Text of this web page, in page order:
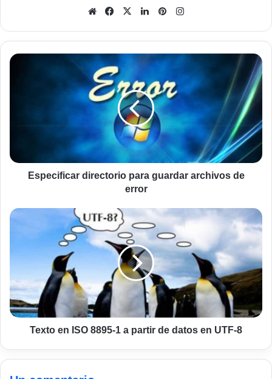
Sitio
Facebook
X LinkedInPinterest
Especificar
Especificar directorio para guardar archivos de
error
Texto
8895-
a
partir
de
datos
Texto en ISO 8895-1 a partir de datos en UTF-8